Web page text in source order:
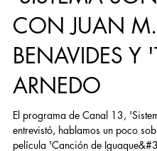
'SISTEMA
CON JUAN M.
BENAVIDES Y
ARNEDO
El programa de Canal 13,